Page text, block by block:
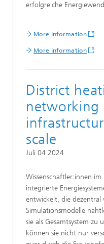
erfolgreiche
More information
More information
District
networking
scale
Juli 04 2024
Wissenschaftler:innen im
integrierte
entwickelt, die dezentral
Simulationsmodelle
sie als Gesamtsystem zu
können sie nicht nur